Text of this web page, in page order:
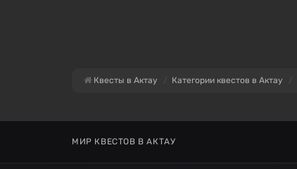
Квесты в Актау Категории квестов в Актау
МИР КВЕСТОВ В АКТАУ